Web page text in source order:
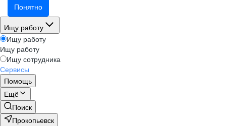
Понятно
Ищу работу
Ищу работу
Ищу работу
Ищу сотрудника
Сервисы
Помощь
Ещё
Поиск
Прокопьевск